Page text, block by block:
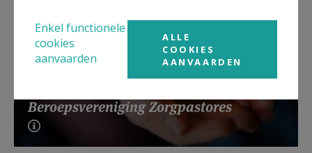
Beroepsvereniging Zorgpastores
Enkel functionele
cookies
aanvaarden
ALLE
COOKIES
AANVAARDEN